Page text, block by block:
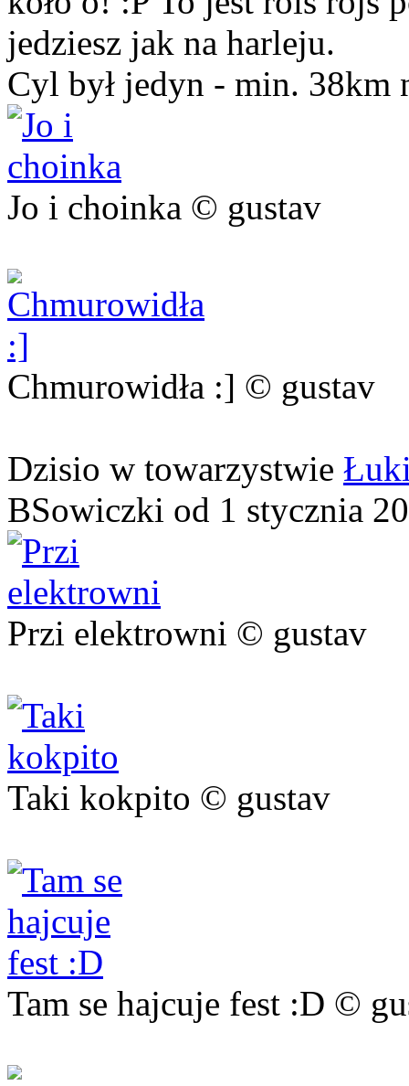
jedziesz jak na harleju.
Cyl był jedyn - min. 38km
Jo i choinka © gustav
Chmurowidła :] © gustav
Dzisio w towarzystwie
BSowiczki od 1 stycznia
Przi elektrowni © gustav
Taki kokpito © gustav
Tam se hajcuje fest :D ©